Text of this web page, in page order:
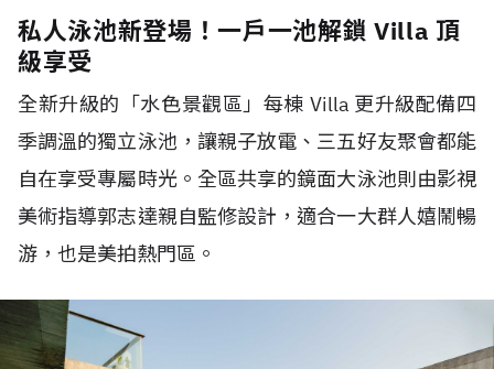
私人泳池新登場！一戶一池解鎖 Villa 頂
級享受
全新升級的「水色景觀區」每棟 Villa 更升級配備四
季調溫的獨立泳池，讓親子放電、三五好友聚會都能
自在享受專屬時光。全區共享的鏡面大泳池則由影視
美術指導郭志達親自監修設計，適合一大群人嬉鬧暢
游，也是美拍熱門區。